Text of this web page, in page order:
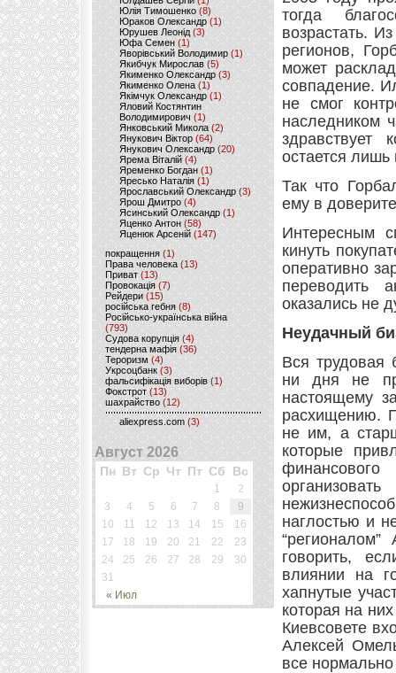
Юлія Тимошенко (8)
Юраков Олександр (1)
Юрушев Леонід (3)
Юфа Семен (1)
Яворівський Володимир (1)
Якибчук Мирослав (5)
Якименко Олександр (3)
Якименко Олена(1)
Якімчук Олександр (1)
Яловий Костянтин
Володимирович (1)
Янковський Микола(2)
Янукович Віктор (64)
Янукович Олександр(20)
Ярема Віталій(4)
Яременко Богдан(1)
Яресько Наталія(1)
Ярославський Олександр (3)
Ярош Дмитро (4)
Ясинський Олександр (1)
Яценко Антон(58)
Яценюк Арсеній (147)
покращення (1)
Права человека(13)
Приват (13)
Провокація (7)
Рейдери (15)
російська гебня (8)
Російсько-українська війна
(793)
Судова корупція (4)
тендерна мафія (36)
Тероризм (4)
Укрсоцбанк (3)
фальсифікація виборів (1)
Фокстрот(13)
шахрайство (12)
aliexpress.com (3)
Август 2026
Пн Вт Ср Чт Пт Сб Вс
« Июл
1
2
3
4 5 6 7 8
9
10
11 12 13 14 15
16
17
18 19 20 21 22
23
24
25 26 27 28 29
30
31
тогда
возрастать.
регионов,
может
совпадение.
не смог
наследником
здравствует
остается
Так что
ему в
Интересным
кинуть
оперативно
переводить
оказались не
Неудачный
Вся трудовая
ни дня не
настоящему
расхищению.
не им, а
которые
финансового
наглостью и
говорить,
влиянии на
хапнутые
которая на
Киевсовете
Алексей
все